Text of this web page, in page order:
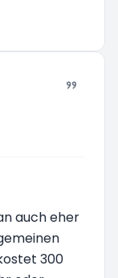
auch eher
300